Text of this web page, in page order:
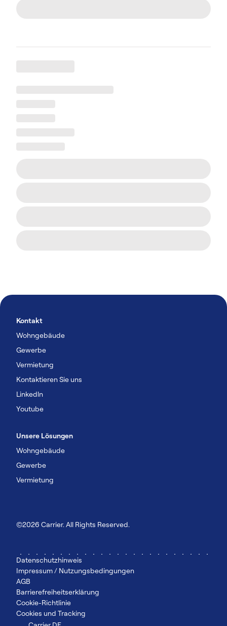
Kontakt
Wohngebäude
Gewerbe
Vermietung
Kontaktieren Sie uns
Linkedln
Youtube
Unsere Lösungen
Wohngebäude
Gewerbe
Vermietung
©2026 Carrier. All Rights Reserved.
Datenschutzhinweis
Impressum / Nutzungsbedingungen
AGB
Barrierefreiheitserklärung
Cookie-Richtlinie
Cookies und Tracking